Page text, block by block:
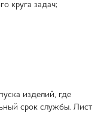
круга задач;
изделий, где
срок службы. Лист